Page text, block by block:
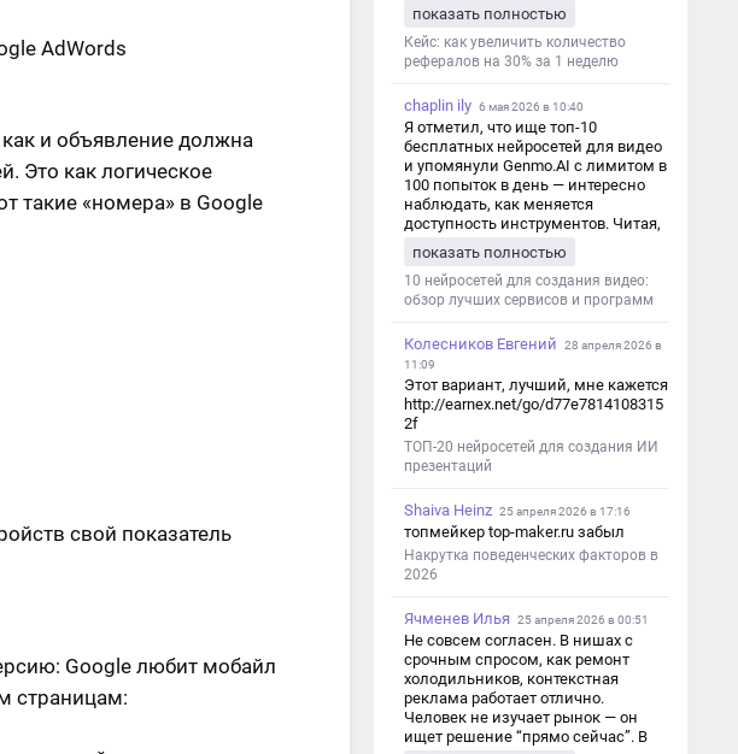
и объявление должна
Это как логическое
такие «номера» в Google
свой показатель
Google любит мобайл
страницам:
обсуждаем их проект:
https://aseotop.com/kakuyu-rol-igraet-
seo-v-czifrovom-marketinge/
показать полностью
Кейс: как увеличить количество
рефералов на 30% за 1 неделю
chaplin ily 6 мая 2026 в 10:40
Я отметил, что ище топ-10
бесплатных нейросетей для видео
и упомянули Genmo.AI с лимитом в
100 попыток в день — интересно
наблюдать, как меняется
доступность инструментов. Читая,
с короткими клипами в телеграм-
каналах YAGLA и Kokoc Group. Flux 2
показать полностью
10 нейросетей для создания видео:
обзор лучших сервисов и программ
Колесников Евгений
28 апреля 2026 в
11:09
Этот вариант, лучший, мне кажется
http://earnex.net/go/d77e7814108315
2f
ТОП-20 нейросетей для создания ИИ
презентаций
Shaiva Heinz 25 апреля 2026 в 17:16
топмейкер top-maker.ru забыл
Накрутка поведенческих факторов в
2026
Ячменев Илья 25 апреля 2026 в 00:51
Не совсем согласен. В нишах с
срочным спросом, как ремонт
холодильников, контекстная
реклама работает отлично.
Человек не изучает рынок — он
ищет решение “прямо сейчас”. В